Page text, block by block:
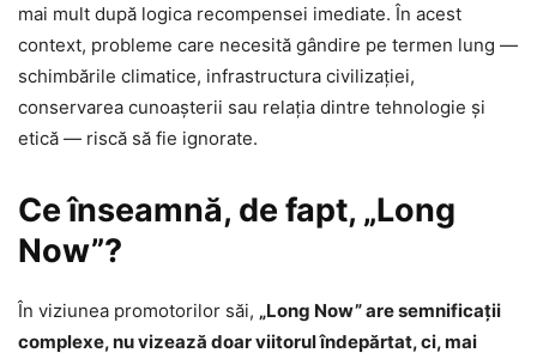
mai mult după logica recompensei imediate. În acest
context, probleme care necesită gândire pe termen lung —
schimbările climatice, infrastructura civilizației,
conservarea cunoașterii sau relația dintre tehnologie și
etică — riscă să fie ignorate.
Ce înseamnă, de fapt, „Long
Now”?
În viziunea promotorilor săi, „Long Now” are semnificaţii
complexe, nu vizează doar viitorul îndepărtat, ci, mai